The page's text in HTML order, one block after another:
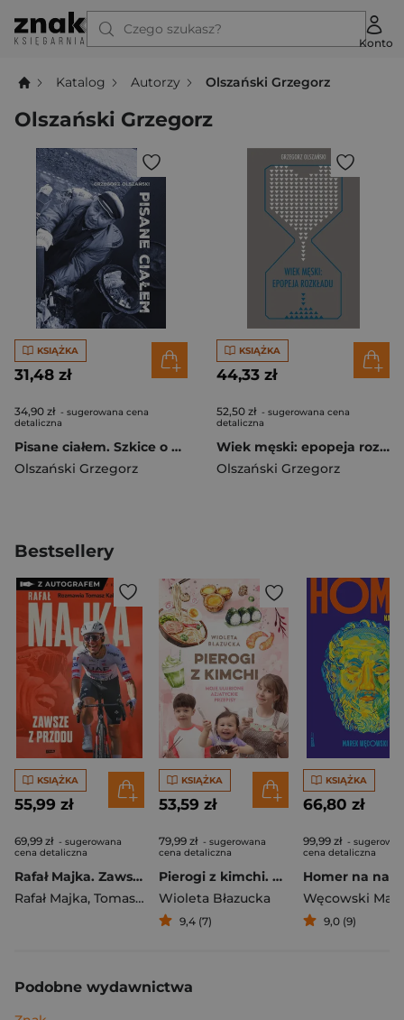
Czego szukasz?
Konto
Katalog Autorzy Olszański Grzegorz
Olszański Grzegorz
KSIĄŻKA
31,48 zł
34,90 zł - sugerowana cena
detaliczna
Pisane ciałem. Szkice o przygodach literatury...
Olszański Grzegorz
KSIĄŻKA
44,33 zł
52,50 zł - sugerowana cena
detaliczna
Wiek męski: epopeja rozkładu
Olszański Grzegorz
Bestsellery
KSIĄŻKA
55,99 zł
69,99 zł - sugerowana
cena detaliczna
Rafał Majka. Zawsze z przodu. Rozmawia Tomasz Kalemba - książka z autografem
Rafał Majka, Tomasz Kalemba
KSIĄŻKA
53,59 zł
79,99 zł - sugerowana
cena detaliczna
Pierogi z kimchi. Moje ulubione azjatyckie przepisy
Wioleta Błazucka
9,4 (7)
KSIĄŻKA
66,80 zł
99,99 zł -
cena detaliczna
Węcowski
9,0 (9)
Podobne wydawnictwa